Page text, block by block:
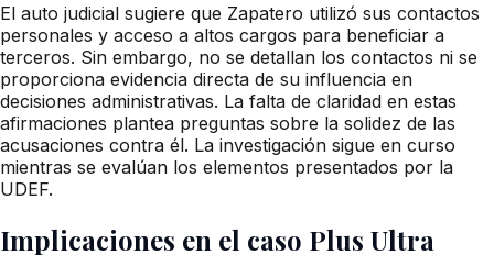
El auto judicial sugiere que Zapatero utilizó sus contactos
personales y acceso a altos cargos para beneficiar a
terceros. Sin embargo, no se detallan los contactos ni se
proporciona evidencia directa de su influencia en
decisiones administrativas. La falta de claridad en estas
afirmaciones plantea preguntas sobre la solidez de las
acusaciones contra él. La investigación sigue en curso
mientras se evalúan los elementos presentados por la
UDEF.
Implicaciones en el caso Plus Ultra